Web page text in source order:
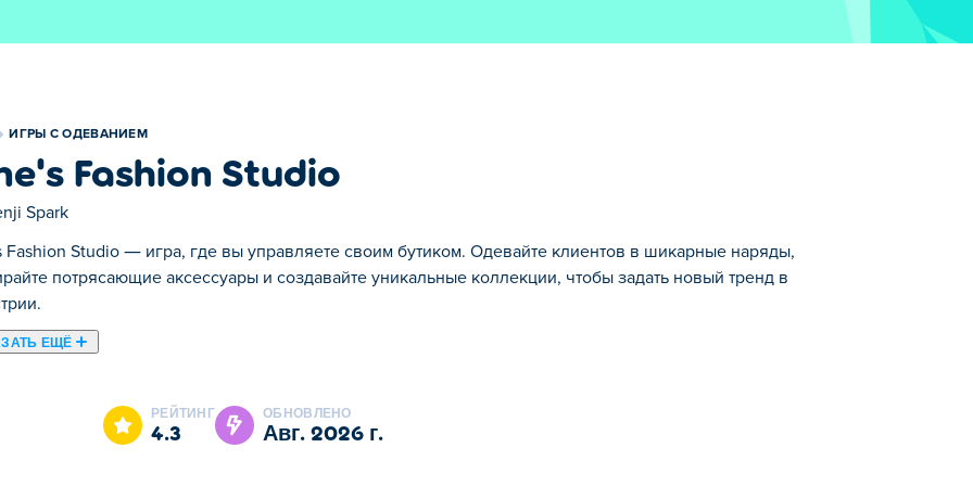
ИГРЫ С ОДЕВАНИЕМ
Fashion Studio
Spark
Fashion Studio — игра, где вы управляете своим бутиком. Одевайте клиентов в шикарные наряды,
потрясающие аксессуары и создавайте уникальные коллекции, чтобы задать новый тренд в
ЕЩЁ
одевалка, где мода сочетается с повествованием! Создавайте образы для множества уникальных
моды. Принимайте участие в тематических стилистических испытаниях в режиме «Испытания» и
когда персонажи публикуют обновления, сообщения и получают комплименты в вашей
РЕЙТИНГ
4.3
ОБНОВЛЕНО
авг. 2026 г.